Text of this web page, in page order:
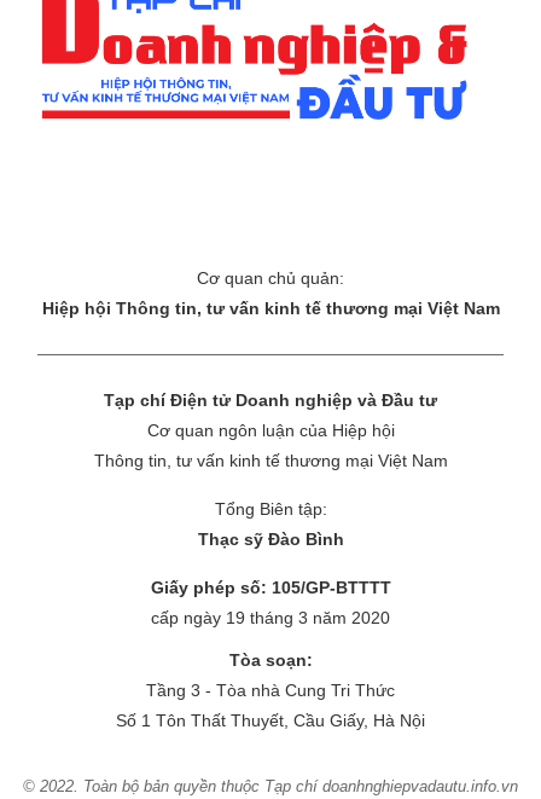
Cơ quan chủ quản:
Hiệp hội Thông tin, tư vấn kinh tế thương mại Việt Nam
Tạp chí Điện tử Doanh nghiệp và Đầu tư
Cơ quan ngôn luận của Hiệp hội
Thông tin, tư vấn kinh tế thương mại Việt Nam
Tổng Biên tập:
Thạc sỹ Đào Bình
Giấy phép số: 105/GP-BTTTT
cấp ngày 19 tháng 3 năm 2020
Tòa soạn:
Tầng 3 - Tòa nhà Cung Tri Thức
Số 1 Tôn Thất Thuyết, Cầu Giấy, Hà Nội
© 2022. Toàn bộ bản quyền thuộc Tạp chí doanhnghiepvadautu.info.vn